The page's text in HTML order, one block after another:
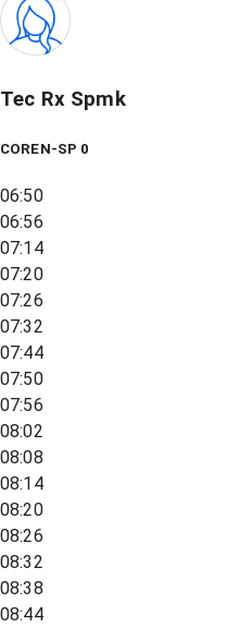
Tec Rx Spmk
COREN-SP 0
06:50
06:56
07:14
07:20
07:26
07:32
07:44
07:50
07:56
08:02
08:08
08:14
08:20
08:26
08:32
08:38
08:44